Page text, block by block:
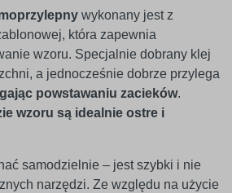
wykonany jest z
która zapewnia
wzoru. Specjalnie dobrany klej
a jednocześnie dobrze przylega
powstawaniu zacieków.
wzoru są idealnie ostre i
samodzielnie – jest szybki i nie
narzędzi. Ze względu na użycie